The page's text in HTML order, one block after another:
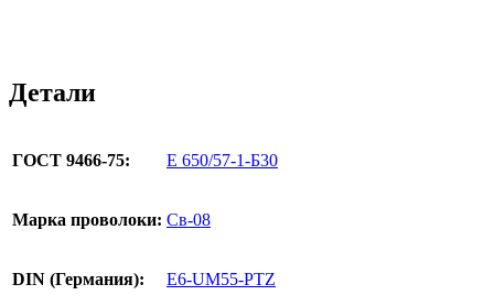
Детали
ГОСТ 9466-75: E 650/57-1-Б30
Марка проволоки: Св-08
DIN (Германия): E6-UM55-PTZ